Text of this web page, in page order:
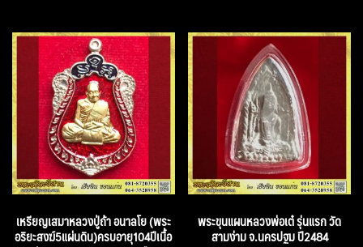
เหรียญเสมาหลวงปู่ถ้า อนาลโย (พระ
อริยะสงฆ์5แผ่นดิน)ครบอายุ104ปีเนื้อ
พระขุนแผนหลวงพ่อเต๋ รุ่นแรก วัด
สามง่าม จ.นครปฐม ปี2484